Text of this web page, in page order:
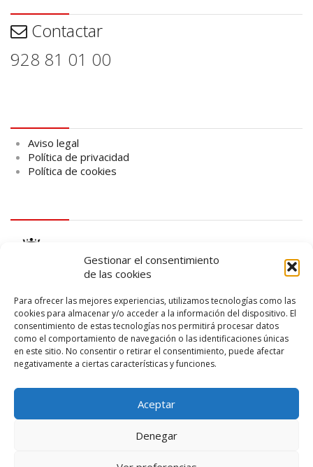
Gestionar el consentimiento
de las cookies
Para ofrecer las mejores experiencias, utilizamos tecnologías como las
cookies para almacenar y/o acceder a la información del dispositivo. El
consentimiento de estas tecnologías nos permitirá procesar datos
como el comportamiento de navegación o las identificaciones únicas
en este sitio. No consentir o retirar el consentimiento, puede afectar
negativamente a ciertas características y funciones.
Aceptar
Denegar
Contactar
928 81 01 00
Aviso legal
Política de privacidad
Política de cookies
logo SID